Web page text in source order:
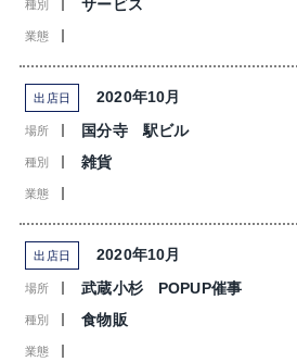
種別 サービス
業態
出店日 2020年10月
場所 国分寺 駅ビル
種別 雑貨
業態
出店日 2020年10月
場所 武蔵小杉 POPUP催事
種別 食物販
業態